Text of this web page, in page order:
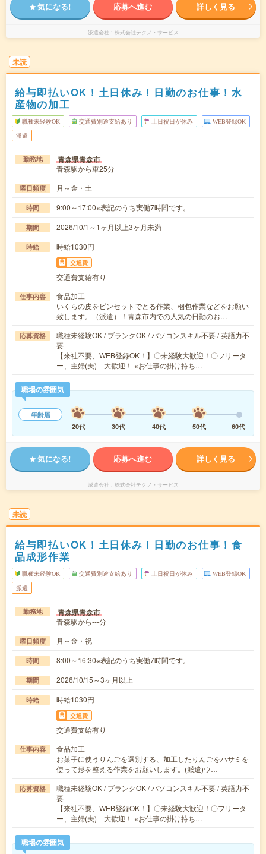
気になる! 応募へ進む 詳しく見る
派遣会社 株式会社テクノ・サービス
未読
給与即払いOK！土日休み！日勤のお仕事！水
産物の加工
職種未経験OK 交通費別途支給あり 土日祝日が休み WEB登録OK
派遣
勤務地 青森県青森市
青森駅から車25分
曜日頻度 月～金・土
時間 9:00～17:00※表記のうち実働7時間です。
期間 2026/10/1～1ヶ月以上3ヶ月未満
時給 時給1030円
交通費
交通費支給有り
仕事内容
食品加工
いくらの皮をピンセットでとる作業、梱包作業などをお願い
致します。（派遣）！青森市内での人気の日勤のお…
応募資格
職種未経験OK / ブランクOK / パソコンスキル不要 / 英語力不
要
【来社不要、WEB登録OK！】〇未経験大歓迎！〇フリータ
ー、主婦(夫) 大歓迎！ ※お仕事の掛け持ち…
職場の雰囲気
年齢層
20代
30代 40代 50代 60代
気になる! 応募へ進む 詳しく見る
派遣会社 株式会社テクノ・サービス
未読
給与即払いOK！土日休み！日勤のお仕事！食
品成形作業
職種未経験OK 交通費別途支給あり 土日祝日が休み WEB登録OK
派遣
勤務地 青森県青森市
青森駅から---分
曜日頻度 月～金・祝
時間 8:00～16:30※表記のうち実働7時間です。
期間 2026/10/15～3ヶ月以上
時給 時給1030円
交通費
交通費支給有り
仕事内容
食品加工
お菓子に使うりんごを選別する、加工したりんごをハサミを
使って形を整える作業をお願いします。(派遣)ウ…
応募資格
職種未経験OK / ブランクOK / パソコンスキル不要 / 英語力不
要
【来社不要、WEB登録OK！】〇未経験大歓迎！〇フリータ
ー、主婦(夫) 大歓迎！ ※お仕事の掛け持ち…
職場の雰囲気